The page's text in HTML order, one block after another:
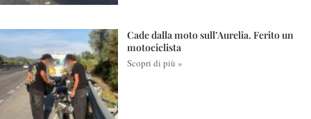
Cade dalla moto sull’Aurelia. Ferito un
motociclista
Scopri di più »